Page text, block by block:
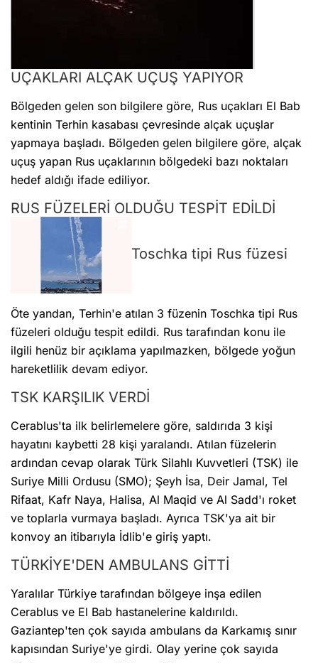
UÇAKLARI ALÇAK UÇUŞ YAPIYOR
Bölgeden gelen son bilgilere göre, Rus uçakları El Bab
kentinin Terhin kasabası çevresinde alçak uçuşlar
yapmaya başladı. Bölgeden gelen bilgilere göre, alçak
uçuş yapan Rus uçaklarının bölgedeki bazı noktaları
hedef aldığı ifade ediliyor.
RUS FÜZELERİ OLDUĞU TESPİT EDİLDİ
Toschka tipi Rus füzesi
Öte yandan, Terhin'e atılan 3 füzenin Toschka tipi Rus
füzeleri olduğu tespit edildi. Rus tarafından konu ile
ilgili henüz bir açıklama yapılmazken, bölgede yoğun
hareketlilik devam ediyor.
TSK KARŞILIK VERDİ
Cerablus'ta ilk belirlemelere göre, saldırıda 3 kişi
hayatını kaybetti 28 kişi yaralandı. Atılan füzelerin
ardından cevap olarak Türk Silahlı Kuvvetleri (TSK) ile
Suriye Milli Ordusu (SMO); Şeyh İsa, Deir Jamal, Tel
Rifaat, Kafr Naya, Halisa, Al Maqid ve Al Sadd'ı roket
ve toplarla vurmaya başladı. Ayrıca TSK'ya ait bir
konvoy an itibarıyla İdlib'e giriş yaptı.
TÜRKİYE'DEN AMBULANS GİTTİ
Yaralılar Türkiye tarafından bölgeye inşa edilen
Cerablus ve El Bab hastanelerine kaldırıldı.
Gaziantep'ten çok sayıda ambulans da Karkamış sınır
kapısından Suriye'ye girdi. Olay yerine çok sayıda